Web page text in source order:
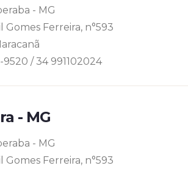
- MG
Gomes Ferreira, n°593
9520 / 34 991102024
- MG
- MG
Gomes Ferreira, n°593